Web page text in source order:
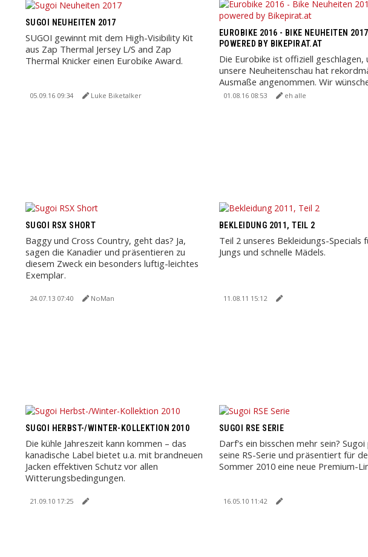
SUGOI NEUHEITEN 2017
SUGOI gewinnt mit dem High-Visibility Kit
aus Zap Thermal Jersey L/S and Zap
Thermal Knicker einen Eurobike Award.
05.09.16 09:34 Luke Biketalker
EUROBIKE 2016 - BIKE NEUHEITEN 2017
POWERED BY BIKEPIRAT.AT
Die Eurobike ist offiziell geschlagen,
unsere Neuheitenschau hat
Ausmaße angenommen. Wir
Vergnügen mit den ...
01.08.16 08:53 eh alle
SUGOI RSX SHORT
Baggy und Cross Country, geht das? Ja,
sagen die Kanadier und präsentieren zu
diesem Zweck ein besonders luftig-leichtes
Exemplar.
24.07.13 07:40 NoMan
BEKLEIDUNG 2011, TEIL 2
Teil 2 unseres Bekleidungs-Specials
Jungs und schnelle Mädels.
11.08.11 15:12
SUGOI HERBST-/WINTER-KOLLEKTION 2010
Die kühle Jahreszeit kann kommen – das
kanadische Label bietet u.a. mit brandneuen
Jacken effektiven Schutz vor allen
Witterungsbedingungen.
21.09.10 17:25
SUGOI RSE SERIE
Darf's ein bisschen mehr sein?
seine RS-Serie und präsentiert für
Sommer 2010 eine neue Premium-
16.05.10 11:42